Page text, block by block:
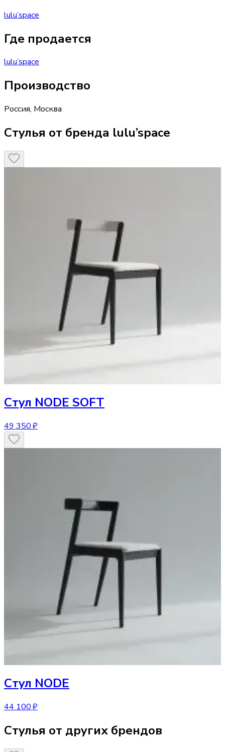
lulu’space
Где продается
lulu’space
Производство
Россия, Москва
Стулья от бренда lulu’space
Стул NODE SOFT
49 350 ₽
Стул NODE
44 100 ₽
Стулья от других брендов